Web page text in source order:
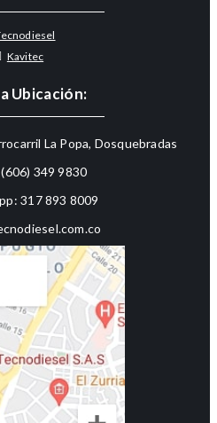
Kavitec
Ubicación:
La Popa, Dosquebradas
349 9830
317 893 8009